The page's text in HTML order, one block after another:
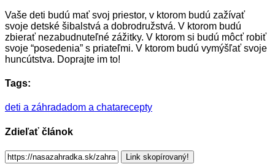
Vaše deti budú mať svoj priestor, v ktorom budú zažívať
svoje detské šibalstvá a dobrodružstvá. V ktorom budú
zbierať nezabudnuteľné zážitky. V ktorom si budú môcť robiť
svoje “posedenia” s priateľmi. V ktorom budú vymýšľať svoje
huncútstva. Doprajte im to!
Tags:
deti a záhradadom a chatarecepty
Zdieľať článok
Link skopírovaný!